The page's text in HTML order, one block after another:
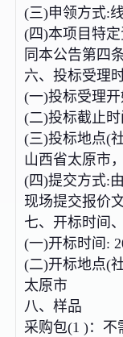
(三)申领方式:
(四)本项目特
同本公告第四
六、投标受理
(一)投标受理开
(二)投标截止时
(三)投标地点(
山西省太原市
(四)提交方式:
现场提交报价
七、开标时间
(一)开标时间:
(二)开标地点(
太原市
八、样品
采购包(1 )：不